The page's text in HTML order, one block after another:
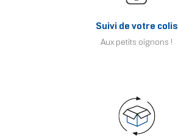
Suivi de votre colis
Aux petits oignons !